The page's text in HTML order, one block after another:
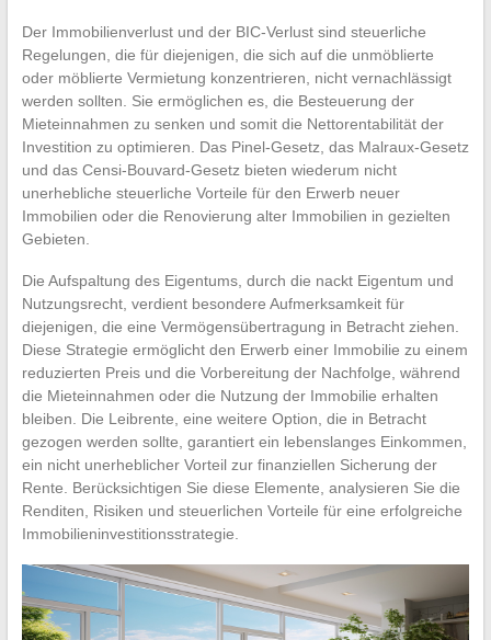
Der Immobilienverlust und der BIC-Verlust sind steuerliche
Regelungen, die für diejenigen, die sich auf die unmöblierte
oder möblierte Vermietung konzentrieren, nicht vernachlässigt
werden sollten. Sie ermöglichen es, die Besteuerung der
Mieteinnahmen zu senken und somit die Nettorentabilität der
Investition zu optimieren. Das Pinel-Gesetz, das Malraux-Gesetz
und das Censi-Bouvard-Gesetz bieten wiederum nicht
unerhebliche steuerliche Vorteile für den Erwerb neuer
Immobilien oder die Renovierung alter Immobilien in gezielten
Gebieten.
Die Aufspaltung des Eigentums, durch die nackt Eigentum und
Nutzungsrecht, verdient besondere Aufmerksamkeit für
diejenigen, die eine Vermögensübertragung in Betracht ziehen.
Diese Strategie ermöglicht den Erwerb einer Immobilie zu einem
reduzierten Preis und die Vorbereitung der Nachfolge, während
die Mieteinnahmen oder die Nutzung der Immobilie erhalten
bleiben. Die Leibrente, eine weitere Option, die in Betracht
gezogen werden sollte, garantiert ein lebenslanges Einkommen,
ein nicht unerheblicher Vorteil zur finanziellen Sicherung der
Rente. Berücksichtigen Sie diese Elemente, analysieren Sie die
Renditen, Risiken und steuerlichen Vorteile für eine erfolgreiche
Immobilieninvestitionsstrategie.